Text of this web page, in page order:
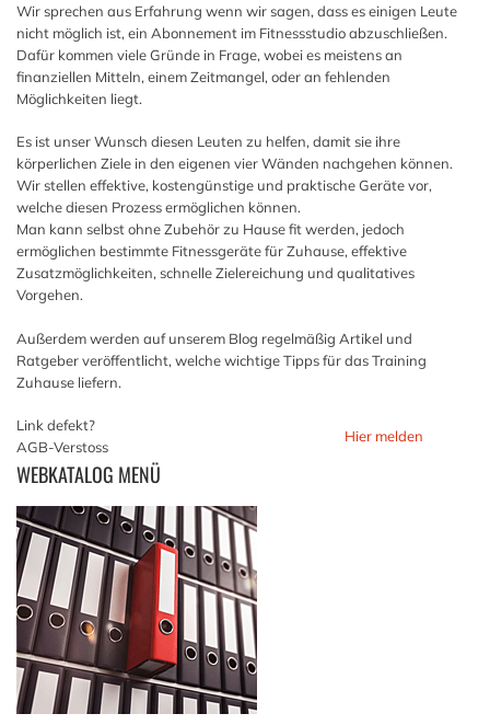
Wir sprechen aus Erfahrung wenn wir sagen, dass es einigen Leute
nicht möglich ist, ein Abonnement im Fitnessstudio abzuschließen.
Dafür kommen viele Gründe in Frage, wobei es meistens an
finanziellen Mitteln, einem Zeitmangel, oder an fehlenden
Möglichkeiten liegt.
Es ist unser Wunsch diesen Leuten zu helfen, damit sie ihre
körperlichen Ziele in den eigenen vier Wänden nachgehen können.
Wir stellen effektive, kostengünstige und praktische Geräte vor,
welche diesen Prozess ermöglichen können.
Man kann selbst ohne Zubehör zu Hause fit werden, jedoch
ermöglichen bestimmte Fitnessgeräte für Zuhause, effektive
Zusatzmöglichkeiten, schnelle Zielereichung und qualitatives
Vorgehen.
Außerdem werden auf unserem Blog regelmäßig Artikel und
Ratgeber veröffentlicht, welche wichtige Tipps für das Training
Zuhause liefern.
Link defekt?
AGB-Verstoss
Hier melden
WEBKATALOG MENÜ